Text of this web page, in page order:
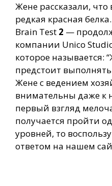
Жене рассказали, что
редкая красная
Brain Test 2 —
компании Unico
которое называется:
предстоит
Жене с ведением
внимательны даже к
первый взгляд
получается пройти
уровней, то
ответом на нашем